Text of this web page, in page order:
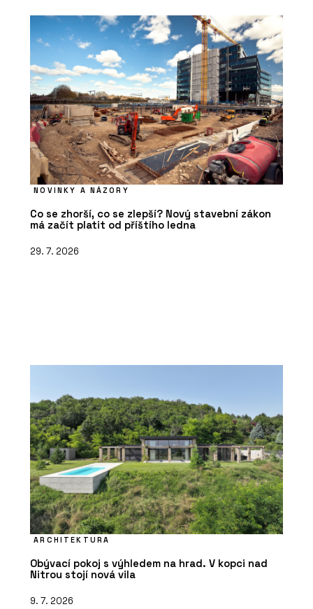
NOVINKY A NÁZORY
Co se zhorší, co se zlepší? Nový stavební zákon
má začít platit od příštího ledna
29. 7. 2026
ARCHITEKTURA
Obývací pokoj s výhledem na hrad. V kopci nad
Nitrou stojí nová vila
9. 7. 2026